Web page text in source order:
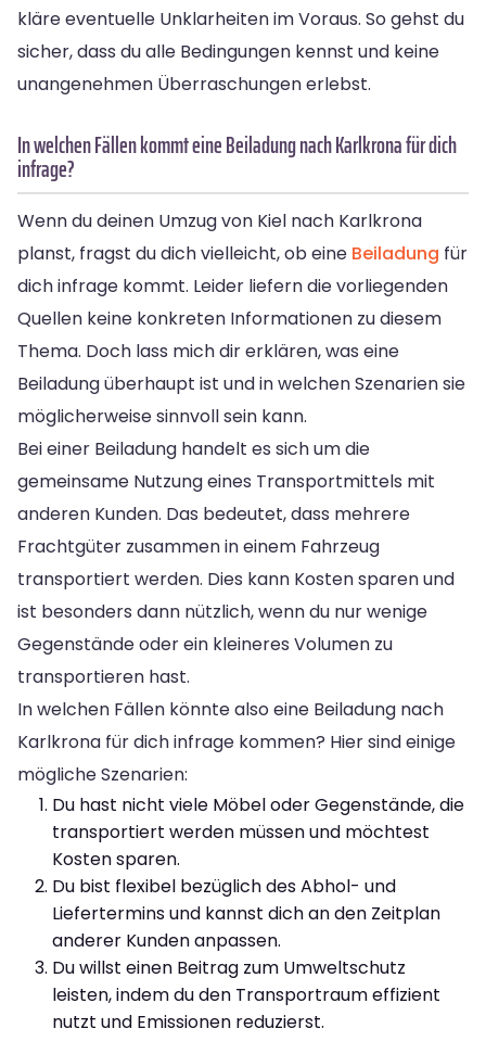
kläre eventuelle Unklarheiten im Voraus. So gehst du
sicher, dass du alle Bedingungen kennst und keine
unangenehmen Überraschungen erlebst.
In welchen Fällen kommt eine Beiladung nach Karlkrona für dich
infrage?
Wenn du deinen Umzug von Kiel nach Karlkrona
planst, fragst du dich vielleicht, ob eine Beiladung für
dich infrage kommt. Leider liefern die vorliegenden
Quellen keine konkreten Informationen zu diesem
Thema. Doch lass mich dir erklären, was eine
Beiladung überhaupt ist und in welchen Szenarien sie
möglicherweise sinnvoll sein kann.
Bei einer Beiladung handelt es sich um die
gemeinsame Nutzung eines Transportmittels mit
anderen Kunden. Das bedeutet, dass mehrere
Frachtgüter zusammen in einem Fahrzeug
transportiert werden. Dies kann Kosten sparen und
ist besonders dann nützlich, wenn du nur wenige
Gegenstände oder ein kleineres Volumen zu
transportieren hast.
In welchen Fällen könnte also eine Beiladung nach
Karlkrona für dich infrage kommen? Hier sind einige
mögliche Szenarien:
Du hast nicht viele Möbel oder Gegenstände, die
transportiert werden müssen und möchtest
Kosten sparen.
Du bist flexibel bezüglich des Abhol- und
Liefertermins und kannst dich an den Zeitplan
anderer Kunden anpassen.
Du willst einen Beitrag zum Umweltschutz
leisten, indem du den Transportraum effizient
nutzt und Emissionen reduzierst.